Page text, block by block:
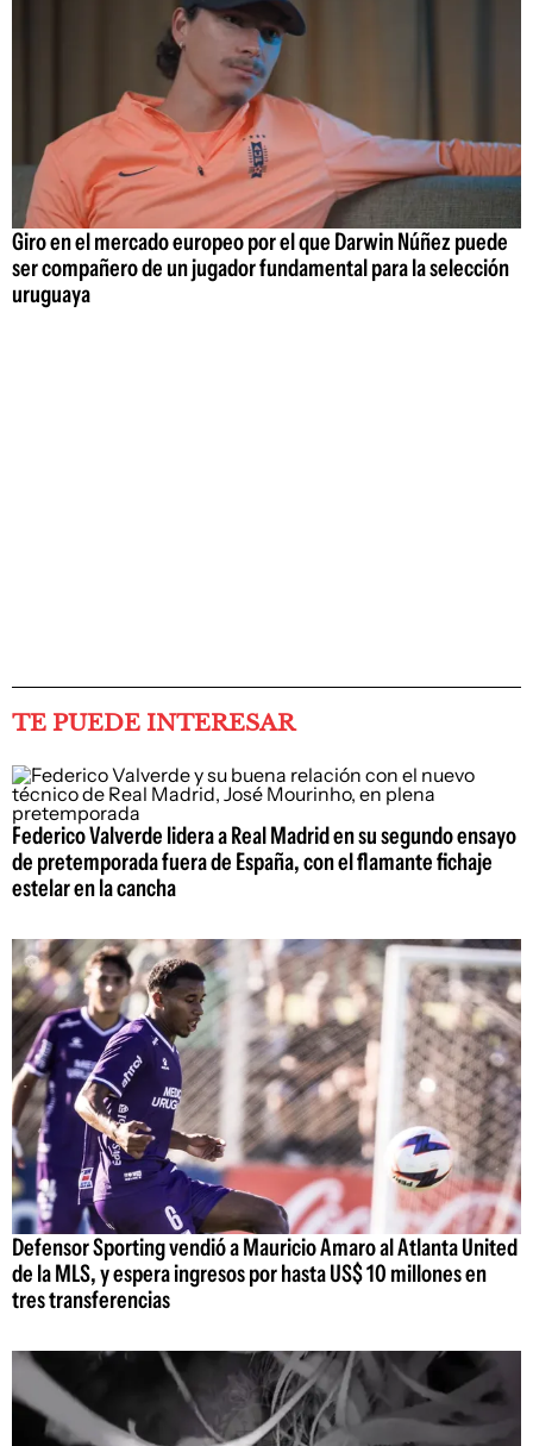
Giro en el mercado europeo por el que Darwin Núñez puede
ser compañero de un jugador fundamental para la selección
uruguaya
TE PUEDE INTERESAR
Federico Valverde lidera a Real Madrid en su segundo ensayo
de pretemporada fuera de España, con el flamante fichaje
estelar en la cancha
Defensor Sporting vendió a Mauricio Amaro al Atlanta United
de la MLS, y espera ingresos por hasta US$ 10 millones en
tres transferencias